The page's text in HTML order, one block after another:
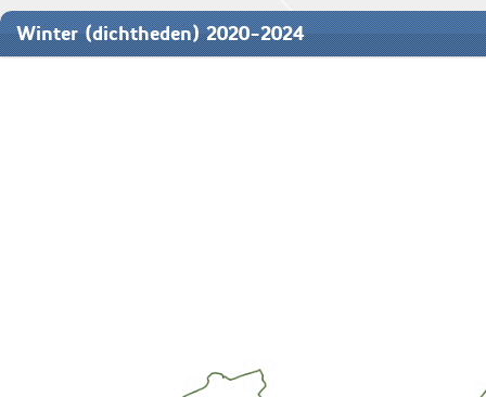
Winter (dichtheden) 2020-2024